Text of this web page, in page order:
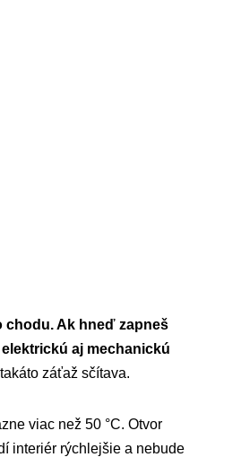
chodu. Ak hneď zapneš
aj mechanickú
záťaž sčítava.
viac než 50 °C. Otvor
interiér rýchlejšie a nebude